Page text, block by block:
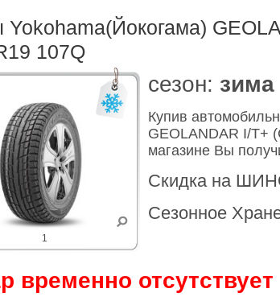
107Q
1
cезон: зима
Купив
GEOLANDAR I/T+
магазине Вы
Скидка на
Сезонное
временно отсутствует